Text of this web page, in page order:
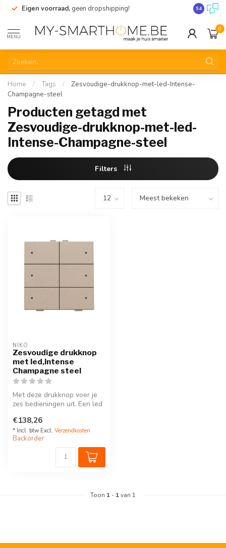
Eigen voorraad, geen dropshipping! 9.4
MENU
0
Home / Tags /
Zesvoudige-drukknop-met-led-Intense-
Champagne-steel
Producten getagd met
Zesvoudige-drukknop-met-led-
Intense-Champagne-steel
Filters
NIKO
Zesvoudige drukknop
met led,Intense
Champagne steel
Met deze drukknop voer je
zes bedieningen uit. Een led
€138,26
* Incl. btw Excl. Verzendkosten
Backorder
Toon 1 - 1van 1